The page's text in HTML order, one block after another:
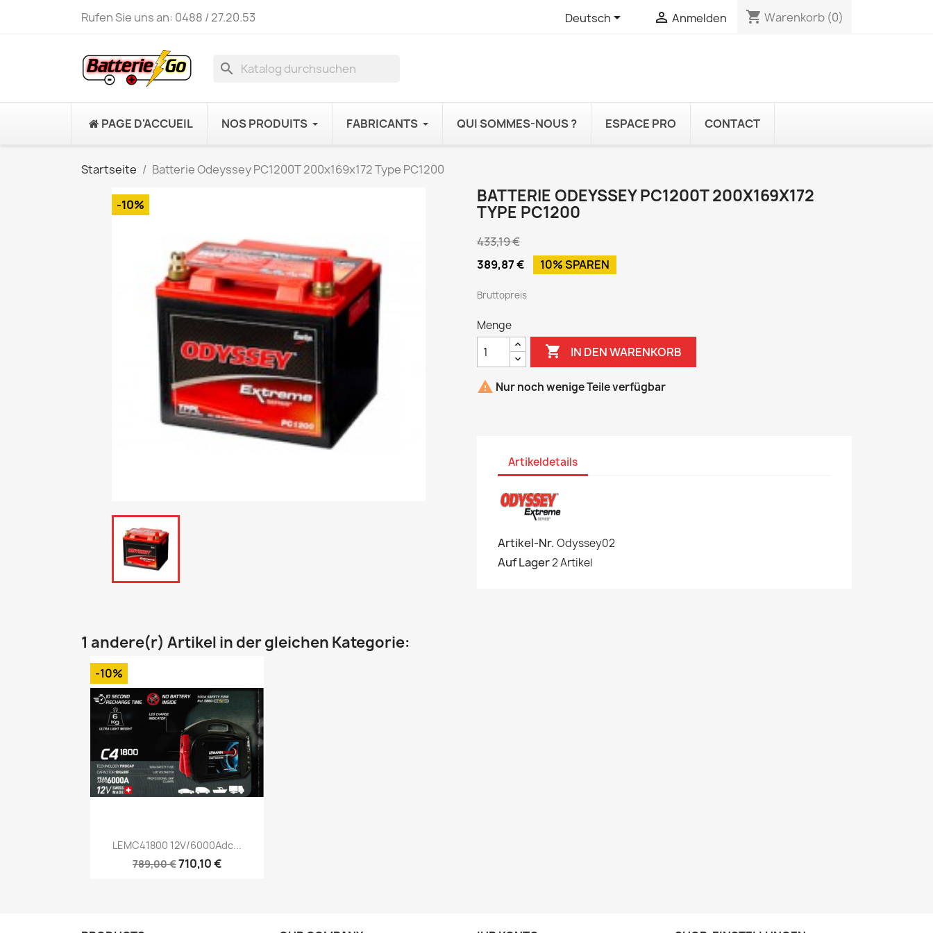
Rufen Sie uns an: 0488 / 27.20.53 Deutsch  Anmelden shopping_cart Warenkorb (0)
search
PAGE D'ACCUEIL NOS PRODUITS FABRICANTS QUI SOMMES-NOUS ? ESPACE PRO CONTACT
Startseite Batterie Odeyssey PC1200T 200x169x172 Type PC1200
-10%
BATTERIE ODEYSSEY PC1200T 200X169X172
TYPE PC1200
433,19 €
389,87 €
10% SPAREN
Bruttopreis
Menge
 IN DEN WARENKORB
 Nur noch wenige Teile verfügbar
Artikeldetails
Artikel-Nr. Odyssey02
Auf Lager2 Artikel
1 andere(r) Artikel in der gleichen Kategorie:
LEMC41800 12V/6000Adc...
789,00 €710,10 €
-10%
Vorschau